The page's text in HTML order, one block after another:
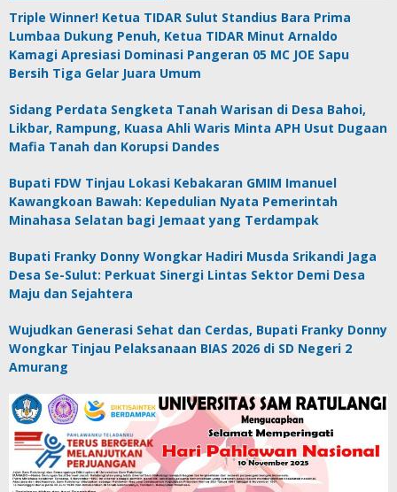
Triple Winner! Ketua TIDAR Sulut Standius Bara Prima
Lumbaa Dukung Penuh, Ketua TIDAR Minut Arnaldo
Kamagi Apresiasi Dominasi Pangeran 05 MC JOE Sapu
Bersih Tiga Gelar Juara Umum
Sidang Perdata Sengketa Tanah Warisan di Desa Bahoi,
Likbar, Rampung, Kuasa Ahli Waris Minta APH Usut Dugaan
Mafia Tanah dan Korupsi Dandes
Bupati FDW Tinjau Lokasi Kebakaran GMIM Imanuel
Kawangkoan Bawah: Kepedulian Nyata Pemerintah
Minahasa Selatan bagi Jemaat yang Terdampak
Bupati Franky Donny Wongkar Hadiri Musda Srikandi Jaga
Desa Se-Sulut: Perkuat Sinergi Lintas Sektor Demi Desa
Maju dan Sejahtera
Wujudkan Generasi Sehat dan Cerdas, Bupati Franky Donny
Wongkar Tinjau Pelaksanaan BIAS 2026 di SD Negeri 2
Amurang